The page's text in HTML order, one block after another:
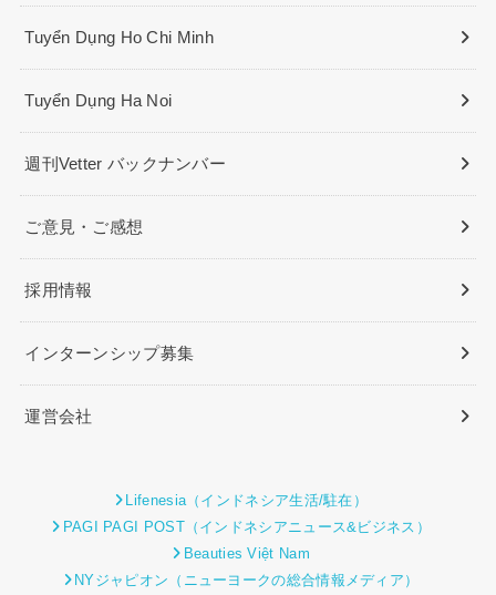
Tuyển Dụng Ho Chi Minh
Tuyển Dụng Ha Noi
週刊Vetter バックナンバー
ご意見・ご感想
採用情報
インターンシップ募集
運営会社
Lifenesia（インドネシア生活/駐在）
PAGI PAGI POST（インドネシアニュース&ビジネス）
Beauties Việt Nam
NYジャピオン（ニューヨークの総合情報メディア）